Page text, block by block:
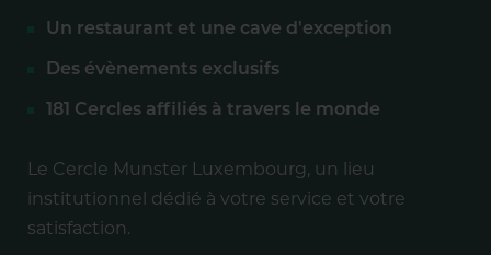
Un restaurant et une cave d'exception
Des évènements exclusifs
181 Cercles affiliés à travers le monde
Le Cercle Munster Luxembourg, un lieu
institutionnel dédié à votre service et votre
satisfaction.